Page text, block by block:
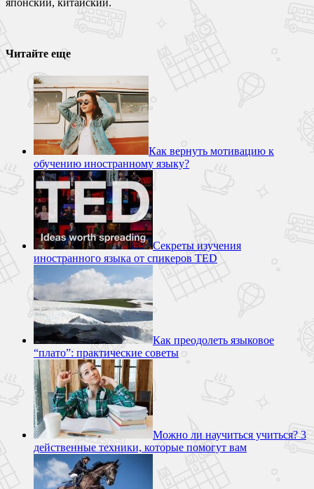
японский, китайский.
Читайте еще
Как вернуть мотивацию к
обучению иностранному языку?
Секреты изучения
иностранного языка от спикеров TED
Как преодолеть языковое
“плато”: практические советы
Можно ли научиться учиться? 3
действенные техники, которые помогут вам